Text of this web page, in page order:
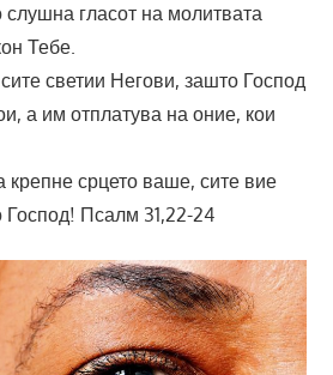
слушна гласот на молитвата
Тебе.
светии Негови, зашто Господ
а им отплатува на оние, кои
крепне срцето ваше, сите вие
Псалм 31,22-24